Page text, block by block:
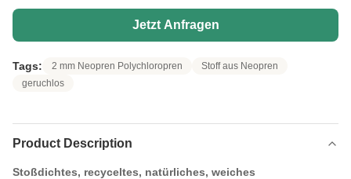
Jetzt Anfragen
Tags: 2 mm Neopren Polychloropren
Stoff aus Neopren
geruchlos
Product Description
Stoßdichtes, recyceltes, natürliches, weiches